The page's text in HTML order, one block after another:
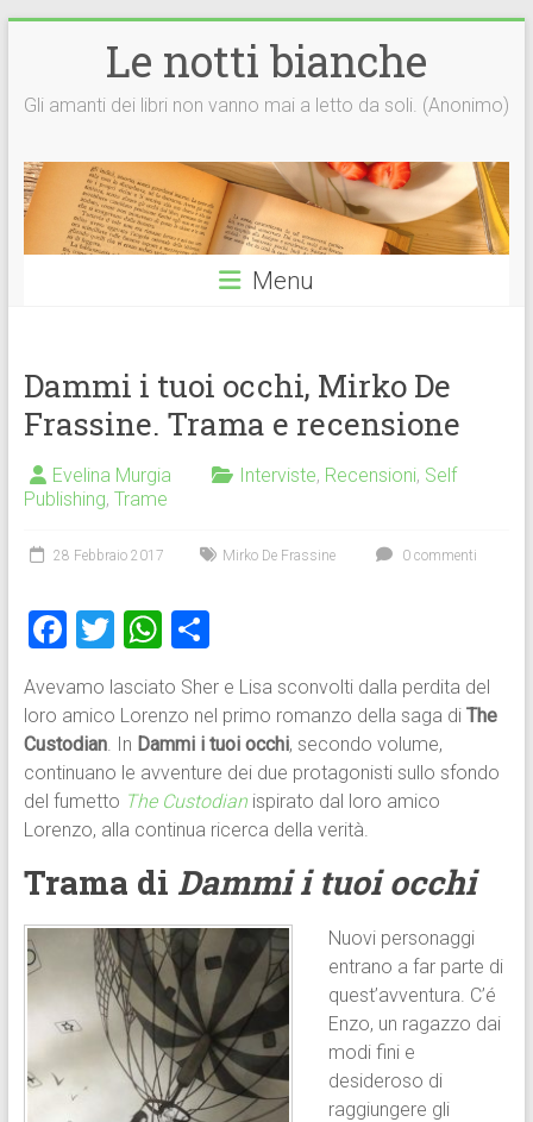
Le notti bianche
Gli amanti dei libri non vanno mai a letto da soli. (Anonimo)
Menu
Dammi i tuoi occhi, Mirko De
Frassine. Trama e recensione
Evelina Murgia Interviste, Recensioni, Self
Publishing, Trame
28 Febbraio 2017 Mirko De Frassine 0 commenti
F
ce
b
o
ok
T
wi
tt
er
W
h
at
s
A
p
p
C
n
di
vi
di
Avevamo lasciato Sher e Lisa sconvolti dalla perdita del
loro amico Lorenzo nel primo romanzo della saga di The
Custodian. In Dammi i tuoi occhi, secondo volume,
continuano le avventure dei due protagonisti sullo sfondo
del fumetto The Custodian ispirato dal loro amico
Lorenzo, alla continua ricerca della verità.
Trama di Dammi i tuoi occhi
Nuovi personaggi
entrano a far parte di
quest’avventura. C’é
Enzo, un ragazzo dai
modi fini e
desideroso di
raggiungere gli